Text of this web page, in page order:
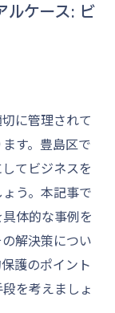
ルケース: ビ
に管理されて
す。豊島区で
てビジネスを
う。本記事で
体的な事例を
解決策につい
護のポイント
を考えましょ